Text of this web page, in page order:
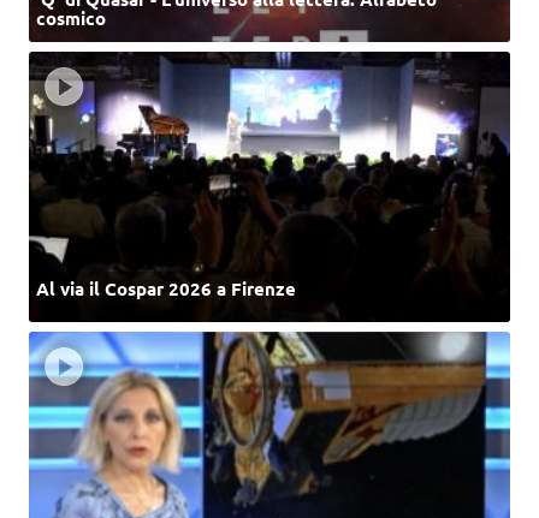
cosmico
Al via il Cospar 2026 a Firenze